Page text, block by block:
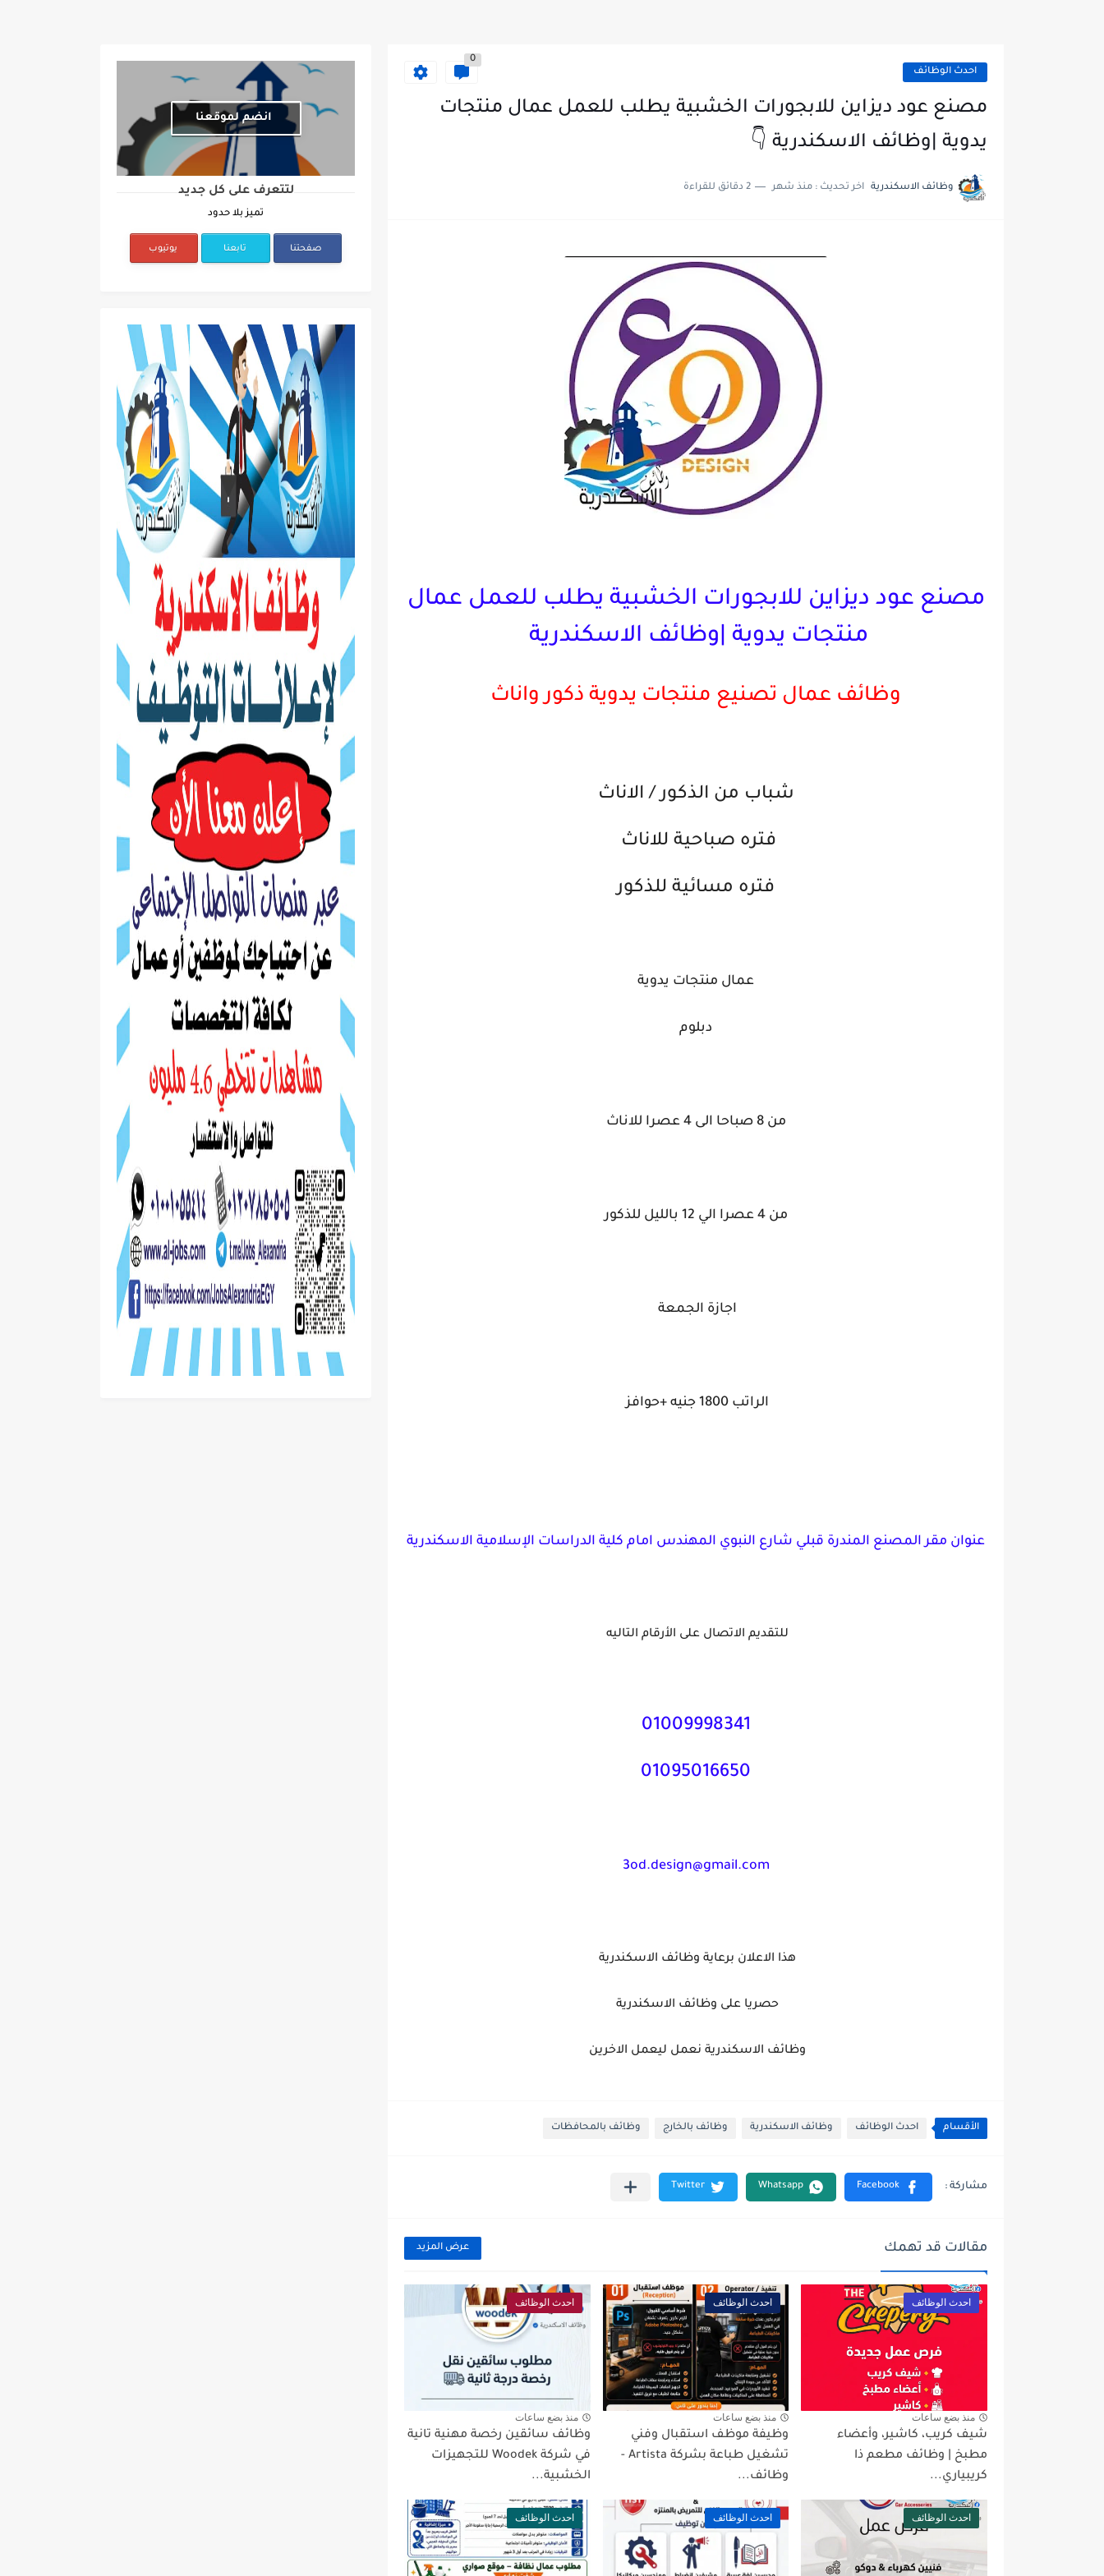
احدث الوظائف
0
مصنع عود ديزاين للابجورات الخشبية يطلب للعمل عمال منتجات
يدوية |وظائف الاسكندرية 👇
وظائف الاسكندرية اخر تحديث : منذ شهر 2 دقائق للقراءة
مصنع عود ديزاين للابجورات الخشبية يطلب للعمل عمال
منتجات يدوية |وظائف الاسكندرية
وظائف عمال تصنيع منتجات يدوية ذكور واناث
شباب من الذكور / الاناث
فتره صباحية للاناث
فتره مسائية للذكور
عمال منتجات يدوية
دبلوم
من 8 صباحا الى 4 عصرا للاناث
من 4 عصرا الي 12 بالليل للذكور
اجازة الجمعة
الراتب 1800 جنيه +حوافز
عنوان مقر المصنع المندرة قبلي شارع النبوي المهندس امام كلية الدراسات الإسلامية الاسكندرية
للتقديم الاتصال على الأرقام التاليه
01009998341
01095016650
3od.design@gmail.com
هذا الاعلان برعاية وظائف الاسكندرية
حصريا على وظائف الاسكندرية
وظائف الاسكندرية نعمل ليعمل الاخرين
الأقسام احدث الوظائف وظائف الاسكندرية وظائف بالخارج وظائف بالمحافظات
مقالات قد تهمك عرض المزيد
احدث الوظائف
منذ بضع ساعات
شيف كريب، كاشير، وأعضاء
مطبخ | وظائف مطعم ذا
كريبياري...
احدث الوظائف
منذ بضع ساعات
وظيفة موظف استقبال وفني
تشغيل طباعة بشركة Artista -
وظائف...
احدث الوظائف
منذ بضع ساعات
وظائف سائقين رخصة مهنية تانية
في شركة Woodek للتجهيزات
الخشبية...
احدث الوظائف احدث الوظائف احدث الوظائف
انضم لموقعنا
لتتعرف على كل جديد
تميز بلا حدود
صفحتنا تابعنا يوتيوب